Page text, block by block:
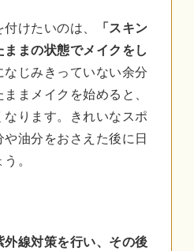
けたいのは、
「スキン
まの状態でメイクをし
なじみきっていない余分
まメイクを始めると、
ります。きれいなスポ
油分をおさえた後に日
。
外線対策を行い、その後